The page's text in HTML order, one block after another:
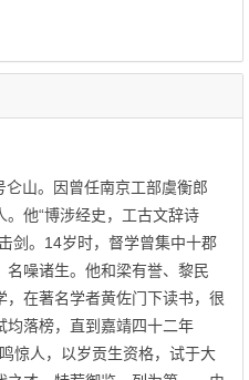
山。因曾任南京工部虞衡郎
他“博涉经史，工古文辞诗
剑。14岁时，督学曾集中十郡
名噪诸生。他和梁有誉、黎民
在著名学者黄佐门下读书，很
均落榜，直到嘉靖四十二年
惊人，以岁贡生资格，试于大